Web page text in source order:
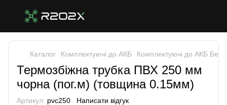
Каталог Комплектуючі до АКБ Комплектуючі до АКБ Без
Термозбіжна трубка ПВХ 250 мм
чорна (пог.м) (товщина 0.15мм)
Артикул: pvc250 Написати відгук